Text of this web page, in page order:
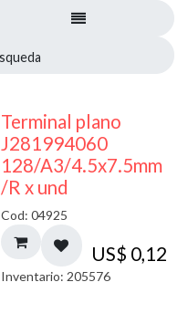
Terminal plano
J281994060
128/A3/4.5x7.5mm
/R x und
Cod: 04925
US$ 0,12
Inventario: 205576